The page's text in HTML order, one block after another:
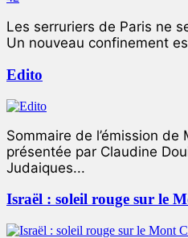
Les serruriers de Paris ne
Un nouveau confinement
Edito
Sommaire de l’émission de
présentée par Claudine
Judaiques...
Israël : soleil rouge sur le